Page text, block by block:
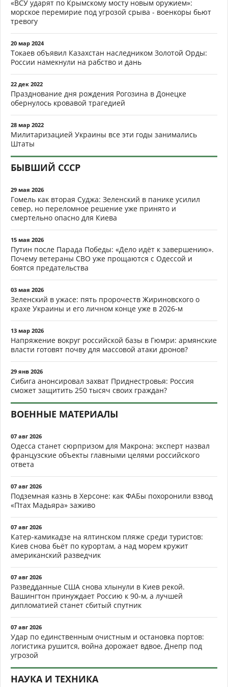
«ВСУ ударят по Крымскому мосту новым оружием»:
морское перемирие под угрозой срыва - военкоры бьют
тревогу
20 мар 2024
Токаев объявил Казахстан наследником Золотой Орды:
России намекнули на рабство и дань
22 дек 2022
Празднование дня рождения Рогозина в Донецке
обернулось кровавой трагедией
28 мар 2022
Милитаризацией Украины все эти годы занимались
Штаты
БЫВШИЙ СССР
29 мая 2026
Гомель как вторая Суджа: Зеленский в панике усилил
север, но переломное решение уже принято и
смертельно опасно для Киева
15 мая 2026
Путин после Парада Победы: «Дело идёт к завершению».
Почему ветераны СВО уже прощаются с Одессой и
боятся предательства
03 мая 2026
Зеленский в ужасе: пять пророчеств Жириновского о
крахе Украины и его личном конце уже в 2026-м
13 мар 2026
Напряжение вокруг российской базы в Гюмри: армянские
власти готовят почву для массовой атаки дронов?
29 янв 2026
Сибига анонсировал захват Приднестровья: Россия
сможет защитить 250 тысяч своих граждан?
ВОЕННЫЕ МАТЕРИАЛЫ
07 авг 2026
Одесса станет сюрпризом для Макрона: эксперт назвал
французские объекты главными целями российского
ответа
07 авг 2026
Подземная казнь в Херсоне: как ФАБы похоронили взвод
«Птах Мадьяра» заживо
07 авг 2026
Катер-камикадзе на ялтинском пляже среди туристов:
Киев снова бьёт по курортам, а над морем кружит
американский разведчик
07 авг 2026
Разведданные США снова хлынули в Киев рекой.
Вашингтон принуждает Россию к 90-м, а лучшей
дипломатией станет сбитый спутник
07 авг 2026
Удар по единственным очистным и остановка портов:
логистика рушится, война дорожает вдвое, Днепр под
угрозой
НАУКА И ТЕХНИКА